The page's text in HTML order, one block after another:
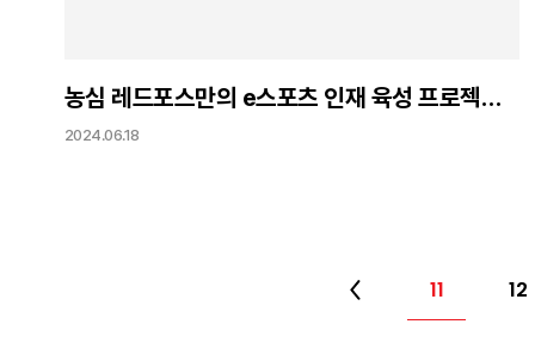
농심 레드포스만의 e스포츠 인재 육성 프로젝트 '레드펄스 4기' 수료식 성료
2024.06.18
11 12